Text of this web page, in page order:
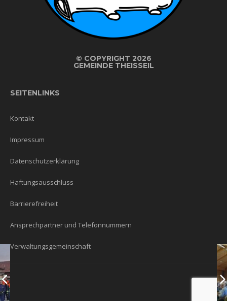
© COPYRIGHT 2026
GEMEINDE THEISSEIL
SEITENLINKS
Kontakt
Impressum
Datenschutzerklärung
Haftungsausschluss
Barrierefreiheit
Ansprechpartner und Telefonnummern
Verwaltungsgemeinschaft